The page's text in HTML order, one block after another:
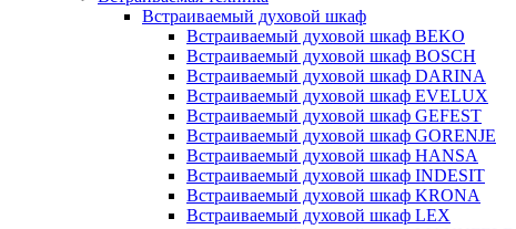
Встраиваемый духовой шкаф
Встраиваемый духовой шкаф BEKO
Встраиваемый духовой шкаф BOSCH
Встраиваемый духовой шкаф DARINA
Встраиваемый духовой шкаф EVELUX
Встраиваемый духовой шкаф GEFEST
Встраиваемый духовой шкаф GORENJE
Встраиваемый духовой шкаф HANSA
Встраиваемый духовой шкаф INDESIT
Встраиваемый духовой шкаф KRONA
Встраиваемый духовой шкаф LEX